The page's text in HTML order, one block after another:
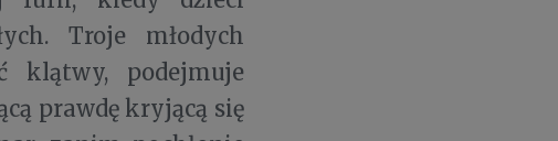
Troje młodych
klątwy, podejmuje
prawdę kryjącą się